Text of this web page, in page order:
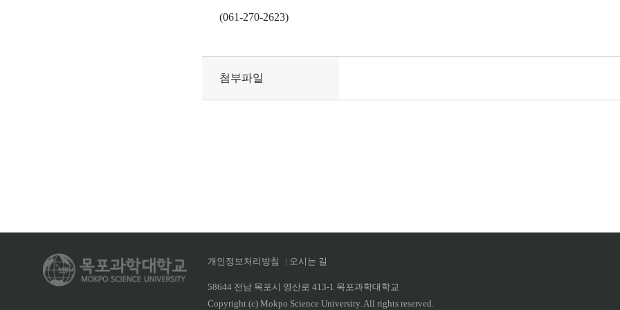
(061-270-2623)
첨부파일
개인정보처리방침 오시는 길
58644 전남 목포시 영산로 413-1 목포과학대학교
Copyright (c) Mokpo Science University. All rights reserved.